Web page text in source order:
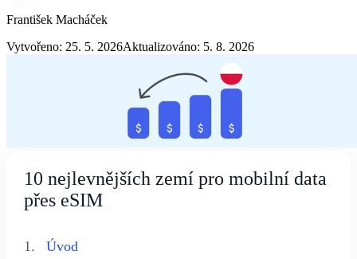
František Macháček
Vytvořeno: 25. 5. 2026Aktualizováno: 5. 8. 2026
10 nejlevnějších zemí pro mobilní data
přes eSIM
1. Úvod